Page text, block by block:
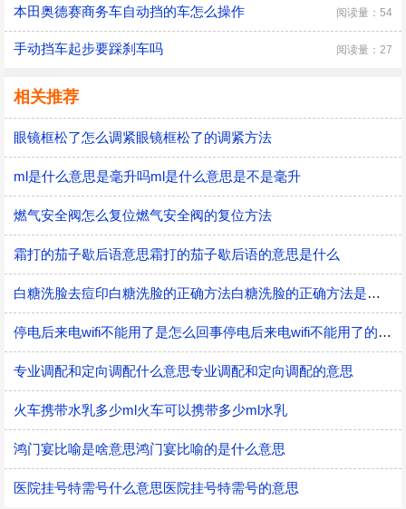
本田奥德赛商务车自动挡的车怎么操作 阅读量：54
手动挡车起步要踩刹车吗 阅读量：27
相关推荐
眼镜框松了怎么调紧眼镜框松了的调紧方法
ml是什么意思是毫升吗ml是什么意思是不是毫升
燃气安全阀怎么复位燃气安全阀的复位方法
霜打的茄子歇后语意思霜打的茄子歇后语的意思是什么
白糖洗脸去痘印白糖洗脸的正确方法白糖洗脸的正确方法是什么
停电后来电wifi不能用了是怎么回事停电后来电wifi不能用了的原因
专业调配和定向调配什么意思专业调配和定向调配的意思
火车携带水乳多少ml火车可以携带多少ml水乳
鸿门宴比喻是啥意思鸿门宴比喻的是什么意思
医院挂号特需号什么意思医院挂号特需号的意思